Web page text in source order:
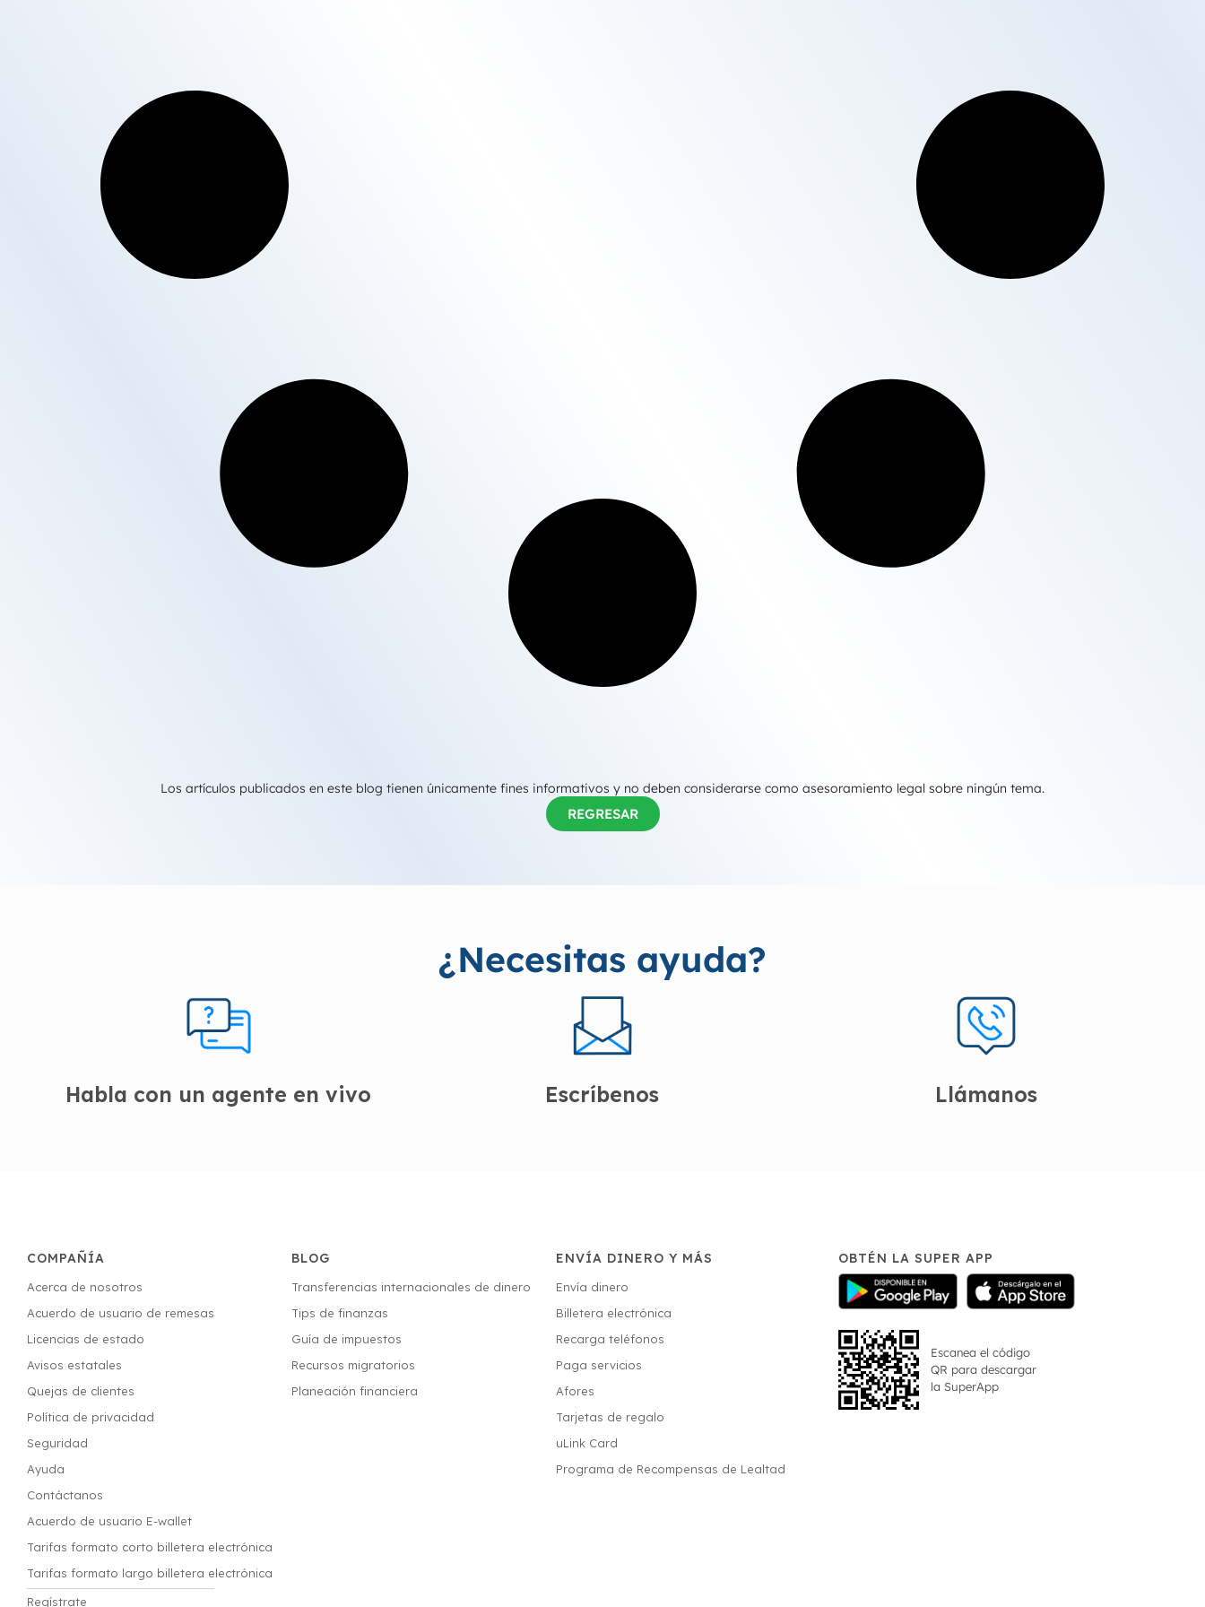
Los artículos publicados en este blog tienen únicamente fines informativos y no deben considerarse como asesoramiento legal sobre ningún tema.
REGRESAR
¿Necesitas ayuda?
Habla con un agente en vivo Escríbenos Llámanos
COMPAÑÍA
Acerca de nosotros
Acuerdo de usuario de remesas
Licencias de estado
Avisos estatales
Quejas de clientes
Política de privacidad
Seguridad
Ayuda
Contáctanos
Acuerdo de usuario E-wallet
Tarifas formato corto billetera electrónica
Tarifas formato largo billetera electrónica
Regístrate
BLOG
Transferencias internacionales de dinero
Tips de finanzas
Guía de impuestos
Recursos migratorios
Planeación financiera
ENVÍA DINERO Y MÁS
Envía dinero
Billetera electrónica
Recarga teléfonos
Paga servicios
Afores
Tarjetas de regalo
uLink Card
Programa de Recompensas de Lealtad
OBTÉN LA SUPER APP
Escanea el código
QR para descargar
la SuperApp